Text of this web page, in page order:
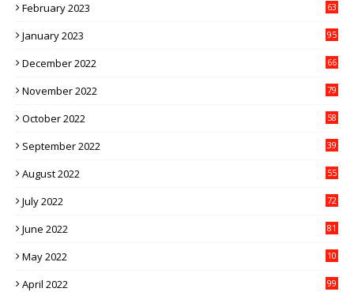
February 2023 63
January 2023 95
December 2022 66
November 2022 79
October 2022 58
September 2022 39
August 2022 55
July 2022 72
June 2022 81
May 2022
10
April 2022 99